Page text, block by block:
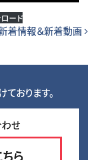
ード
着情報＆新着動画
おります。
せ
ら